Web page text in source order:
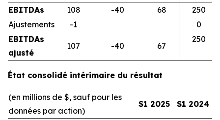
EBITDAs 108 -40 68
250
Ajustements
-1
0
EBITDAs
ajusté
107 -40 67
250
État consolidé intérimaire du résultat
(en millions de $, sauf pour les
données par action)
S1 2025 S1 2024